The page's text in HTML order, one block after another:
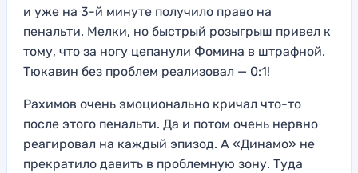
и уже на 3-й минуте получило право на
пенальти. Мелки, но быстрый розыгрыш привел к
тому, что за ногу цепанули Фомина в штрафной.
Тюкавин без проблем реализовал — 0:1!
Рахимов очень эмоционально кричал что-то
после этого пенальти. Да и потом очень нервно
реагировал на каждый эпизод. А «Динамо» не
прекратило давить в проблемную зону. Туда